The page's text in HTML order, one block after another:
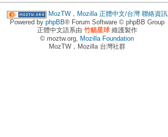
MozTW，Mozilla 正體中文/台灣 聯絡資訊
Powered by phpBB® Forum Software © phpBB Group
正體中文語系由 竹貓星球維護製作
© moztw.org, Mozilla Foundation
MozTW，Mozilla 台灣社群